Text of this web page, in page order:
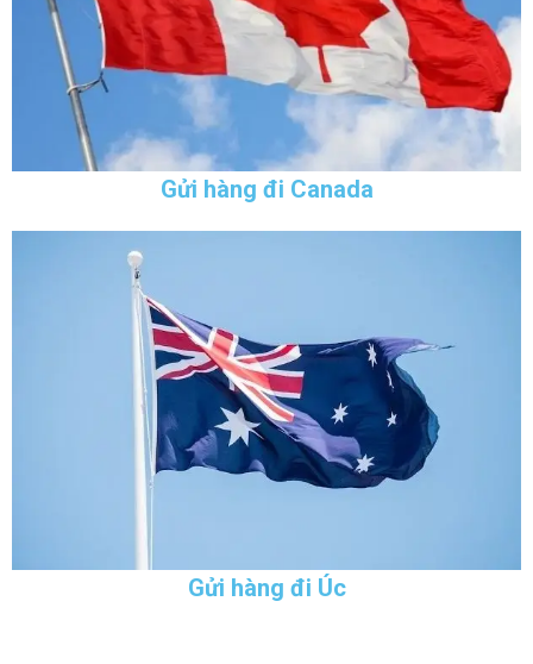
Gửi hàng đi Canada
Gửi hàng đi Úc